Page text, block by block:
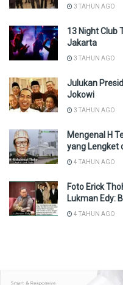
3 TAHUN AGO
13 Night Club
Jakarta
3 TAHUN AGO
Julukan
Jokowi
3 TAHUN AGO
Mengenal H
yang Lengket
4 TAHUN AGO
Foto Erick
Lukman Edy:
4 TAHUN AGO